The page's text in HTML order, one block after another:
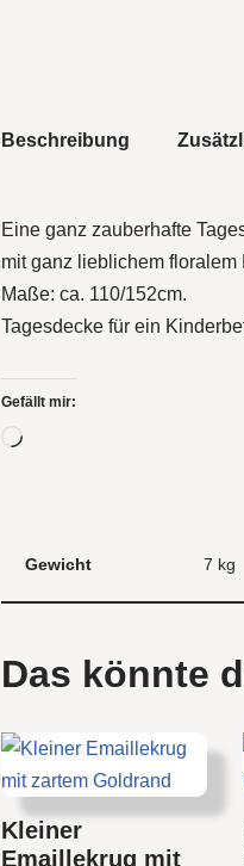
Beschreibung
Eine ganz zauberhafte
mit ganz lieblichem
Maße: ca. 110/152cm.
Tagesdecke für ein
Gefällt mir:
Gewicht 7 kg
Das könnte
Kleiner
Emaillekrug mit